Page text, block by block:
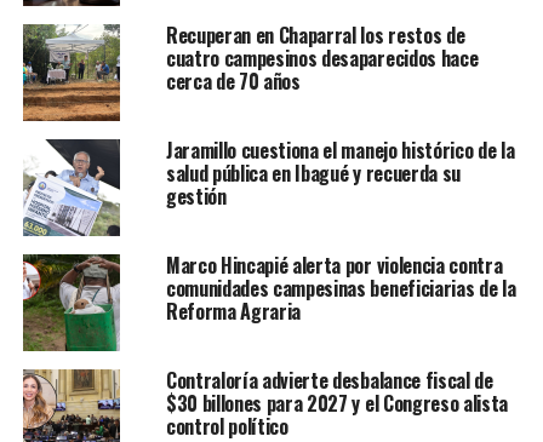
Recuperan en Chaparral los restos de
cuatro campesinos desaparecidos hace
cerca de 70 años
Jaramillo cuestiona el manejo histórico de la
salud pública en Ibagué y recuerda su
gestión
Marco Hincapié alerta por violencia contra
comunidades campesinas beneficiarias de la
Reforma Agraria
Contraloría advierte desbalance fiscal de
$30 billones para 2027 y el Congreso alista
control político